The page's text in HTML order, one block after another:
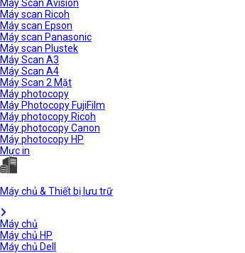
Máy Scan Avision
Máy scan Ricoh
Máy scan Epson
Máy scan Panasonic
Máy scan Plustek
Máy Scan A3
Máy Scan A4
Máy Scan 2 Mặt
Máy photocopy
Máy Photocopy FujiFilm
Máy photocopy Ricoh
Máy photocopy Canon
Máy photocopy HP
Mực in
Máy chủ & Thiết bị lưu trữ
Máy chủ
Máy chủ HP
Máy chủ Dell